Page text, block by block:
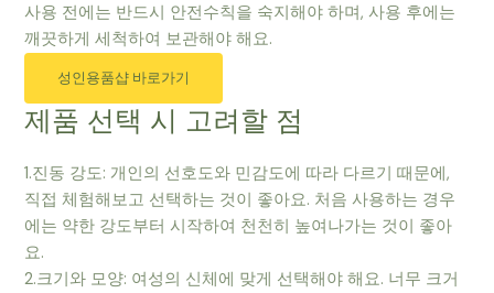
사용 전에는 반드시 안전수칙을 숙지해야 하며, 사용 후에는
깨끗하게 세척하여 보관해야 해요.
성인용품샵 바로가기
제품 선택 시 고려할 점
1.진동 강도: 개인의 선호도와 민감도에 따라 다르기 때문에,
직접 체험해보고 선택하는 것이 좋아요. 처음 사용하는 경우
에는 약한 강도부터 시작하여 천천히 높여나가는 것이 좋아
요.
2.크기와 모양: 여성의 신체에 맞게 선택해야 해요. 너무 크거